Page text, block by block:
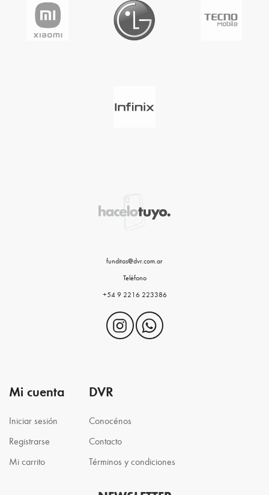
funditas@dvr.com.ar
Teléfono
+54 9 2216 223386
Mi cuenta
Iniciar sesión
Registrarse
Mi carrito
DVR
Conocénos
Contacto
Términos y condiciones